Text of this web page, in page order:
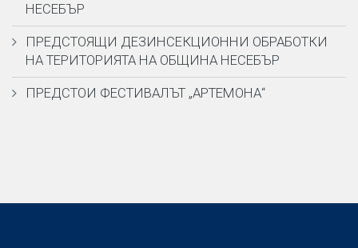
НЕСЕБЪР
ПРЕДСТОЯЩИ ДЕЗИНСЕКЦИОННИ ОБРАБОТКИ
НА ТЕРИТОРИЯТА НА ОБЩИНА НЕСЕБЪР
ПРЕДСТОИ ФЕСТИВАЛЪТ „АРТЕМОНА“